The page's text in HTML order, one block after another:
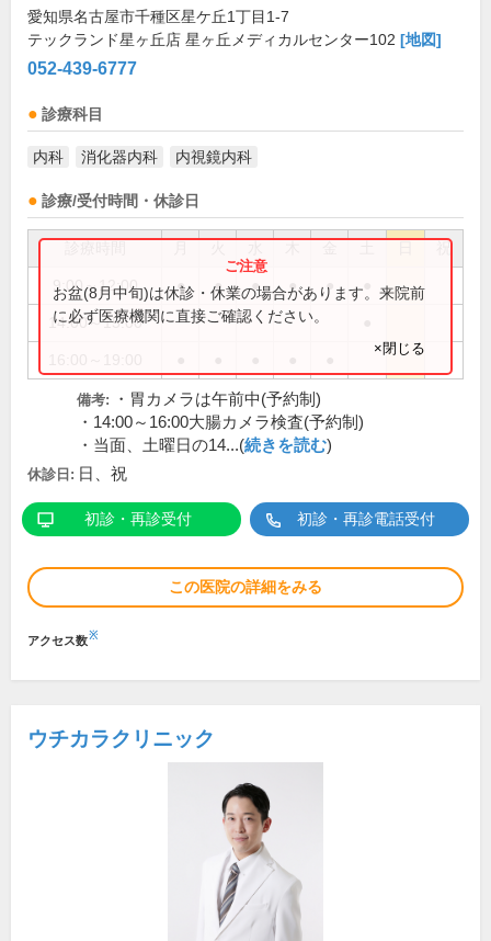
愛知県名古屋市千種区星ケ丘1丁目1-7
テックランド星ヶ丘店 星ヶ丘メディカルセンター102 [地図]
052-439-6777
診療科目
内科 消化器内科 内視鏡内科
診療/受付時間・休診日
祝
9:00～12:00 ● ● ● ● ●
14:00～15:00
お盆(8月中旬)は休診・休業の場合があります。来院前
に必ず医療機関に直接ご確認ください。
×閉じる
備考:
・胃カメラは午前中(予約制)
・14:00～16:00大腸カメラ検査(予約制)
・当面、土曜日の14...(続きを読む)
休診日: 日、祝
初診・再診受付 初診・再診電話受付
この医院の詳細をみる
アクセス数※
ウチカラクリニック